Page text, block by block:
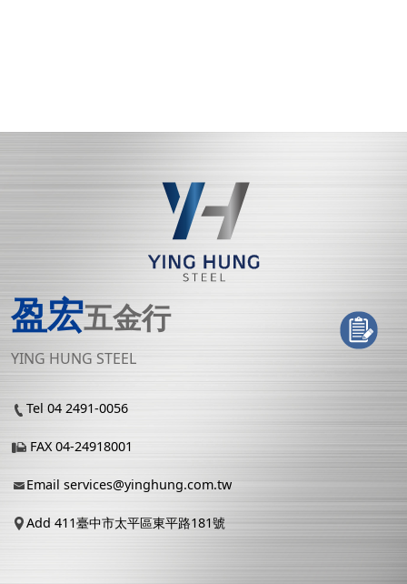
盈宏五金行
YING HUNG STEEL
Tel 04 2491-0056
FAX 04-24918001
Email services@yinghung.com.tw
Add 411臺中市太平區東平路181號